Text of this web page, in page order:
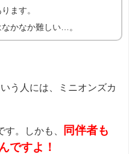
ます。
かなか難しい…。
う人には、ミニオンズカ
。しかも、
同伴者も
ですよ！